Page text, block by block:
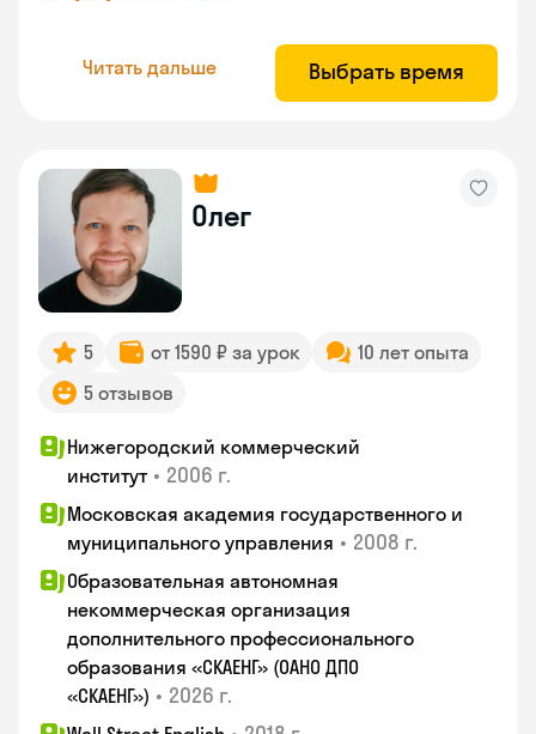
Читать дальше Выбрать время
Олег
5 от 1590 ₽ за урок
10 лет опыта
5 отзывов
Нижегородский коммерческий
институт • 2006 г.
Московская академия государственного и
муниципального управления • 2008 г.
Образовательная автономная
некоммерческая организация
дополнительного профессионального
образования «СКАЕНГ» (ОАНО ДПО
«СКАЕНГ») • 2026 г.